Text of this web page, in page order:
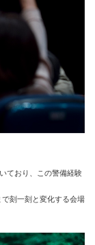
ており、この警備経験
刻一刻と変化する会場